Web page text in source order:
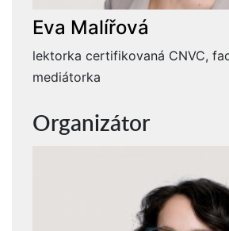
Eva Malířová
lektorka certifikovaná CNVC,
mediátorka
Organizátor